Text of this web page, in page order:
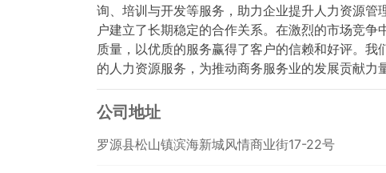
询、培训与开发等服务，助力企业提升人力资源
户建立了长期稳定的合作关系。在激烈的市场竞
质量，以优质的服务赢得了客户的信赖和好评。
的人力资源服务，为推动商务服务业的发展贡献力
公司地址
罗源县松山镇滨海新城风情商业街17-22号